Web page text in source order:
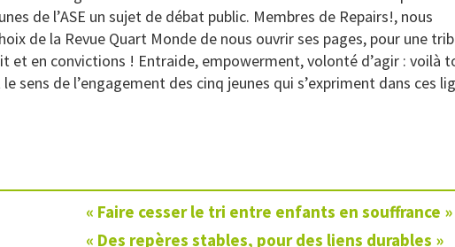
de l’ASE un sujet de débat public. Membres de Repairs!, nous
de la Revue Quart Monde de nous ouvrir ses pages, pour une
et en convictions ! Entraide, empowerment, volonté d’agir : voilà
sens de l’engagement des cinq jeunes qui s’expriment dans ces
« Faire cesser le tri entre enfants en souffrance »
« Des repères stables, pour des liens durables »